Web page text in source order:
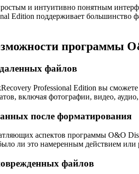
и интуитивно понятным
Edition поддерживает большинство
программы
файлов
Professional Edition вы сможете
включая фотографии, видео,
после форматирования
аспектов программы O&O
ли это намеренным действием
файлов